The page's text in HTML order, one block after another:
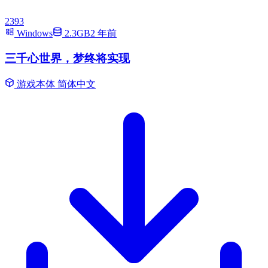
2393
Windows
2.3GB2 年前
三千心世界，梦终将实现
游戏本体 简体中文